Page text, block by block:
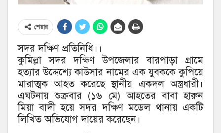
শেয়ার
সদর দক্ষিণ প্রতিনিধি।।
কুমিল্লা সদর দক্ষিণ উপজেলার বারপাড়া গ্রামে
হত্যার উদ্দেশ্যে কাউসার নামের এক যুবককে কুপিয়ে
মারাত্মক আহত করেছে স্থানীয় একদল অস্ত্রধারী।
এঘটনায় শুক্রবার (১৬ মে) আহতের বাবা হারুন
মিয়া বাদী হয়ে সদর দক্ষিণ মডেল থানায় একটি
লিখিত অভিযোগ দায়ের করেছেন।